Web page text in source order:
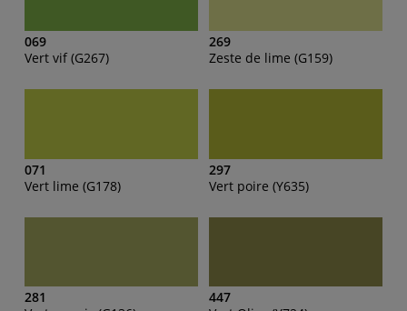
069
Vert vif (G267)
269
Zeste de lime (G159)
071
Vert lime (G178)
297
Vert poire (Y635)
281
447